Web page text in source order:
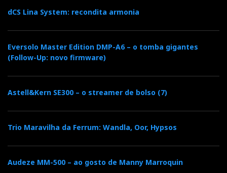
pode raiar a “metalização”, mas a natureza do
transdutor de altas frequências nunca permitiu que
evoluísse para dureza ou agressividade”.
e cabos. Mas agora com a participação do INT-150, as
poucas críticas que tinha apontado às PL-100
deixaram de fazer sentido: o “toque de pimenta-
metalização desapareceu por completo.
dCS Lina System: recondita armonia
Eversolo Master Edition DMP-A6 – o tomba gigantes
(Follow-Up: novo firmware)
Astell&Kern SE300 – o streamer de bolso (7)
Trio Maravilha da Ferrum: Wandla, Oor, Hypsos
Audeze MM-500 – ao gosto de Manny Marroquin